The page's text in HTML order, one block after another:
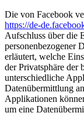
Die von Facebook
https://de-
Aufschluss über die
personenbezogener
erläutert, welche
der Privatsphäre der
unterschiedliche
Datenübermittlung
Applikationen
um eine